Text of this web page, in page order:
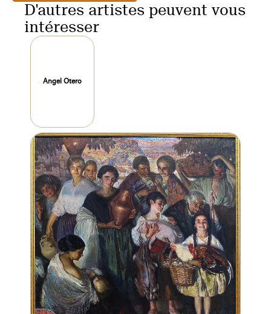
D'autres artistes peuvent vous
intéresser
Angel Otero